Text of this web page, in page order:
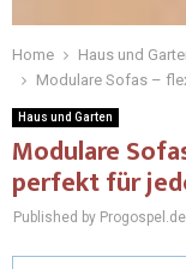
Home
Haus und
Modulare Sofas –
Haus und Garten
Modulare
perfekt für
Published by Progospel.de